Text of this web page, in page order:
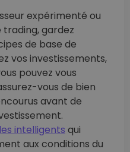
expérimenté ou
trading, gardez
de base de
vos investissements,
pouvez vous
vous de bien
avant de
intelligents qui
aux conditions du